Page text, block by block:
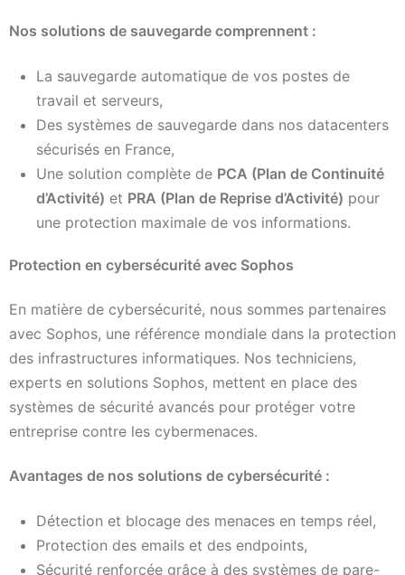
Nos solutions de sauvegarde comprennent :
La sauvegarde automatique de vos postes de
travail et serveurs,
Des systèmes de sauvegarde dans nos datacenters
sécurisés en France,
Une solution complète de PCA (Plan de Continuité
d’Activité) et PRA (Plan de Reprise d’Activité) pour
une protection maximale de vos informations.
Protection en cybersécurité avec Sophos
En matière de cybersécurité, nous sommes partenaires
avec Sophos, une référence mondiale dans la protection
des infrastructures informatiques. Nos techniciens,
experts en solutions Sophos, mettent en place des
systèmes de sécurité avancés pour protéger votre
entreprise contre les cybermenaces.
Avantages de nos solutions de cybersécurité :
Détection et blocage des menaces en temps réel,
Protection des emails et des endpoints,
Sécurité renforcée grâce à des systèmes de pare-